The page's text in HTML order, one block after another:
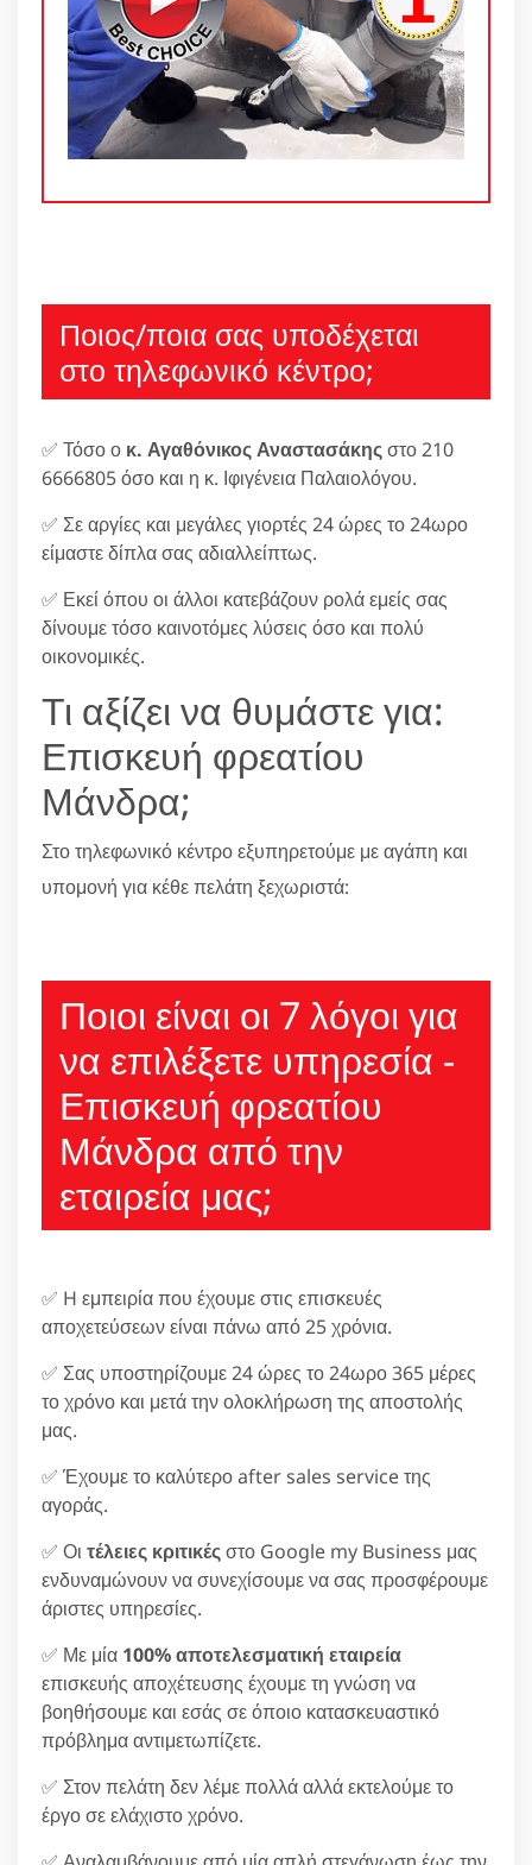
Ποιος/ποια σας υποδέχεται
στο τηλεφωνικό κέντρο;
✅ Τόσο ο κ. Αγαθόνικος Αναστασάκηςστο 210
6666805 όσο και η κ. Ιφιγένεια Παλαιολόγου.
✅ Σε αργίες και μεγάλες γιορτές 24 ώρες το 24ωρο
είμαστε δίπλα σας αδιαλλείπτως.
✅ Εκεί όπου οι άλλοι κατεβάζουν ρολά εμείς σας
δίνουμε τόσο καινοτόμες λύσεις όσο και πολύ
οικονομικές.
Τι αξίζει να θυμάστε για:
Επισκευή φρεατίου
Μάνδρα;
Στο τηλεφωνικό κέντρο εξυπηρετούμε με αγάπη και
υπομονή για κέθε πελάτη ξεχωριστά:
Ποιοι είναι οι 7 λόγοι για
να επιλέξετε υπηρεσία -
Επισκευή φρεατίου
Μάνδρα από την
εταιρεία μας;
✅ H εμπειρία που έχουμε στις επισκευές
αποχετεύσεων είναι πάνω από 25 χρόνια.
✅ Σας υποστηρίζουμε 24 ώρες το 24ωρο 365 μέρες
το χρόνο και μετά την ολοκλήρωση της αποστολής
μας.
✅ Έχουμε το καλύτερο after sales service της
αγοράς.
✅ Οι τέλειες κριτικέςστο Google my Business μας
ενδυναμώνουν να συνεχίσουμε να σας προσφέρουμε
άριστες υπηρεσίες.
✅ Με μία 100% αποτελεσματική εταιρεία
επισκευής αποχέτευσης έχουμε τη γνώση να
βοηθήσουμε και εσάς σε όποιο κατασκευαστικό
πρόβλημα αντιμετωπίζετε.
✅ Στον πελάτη δεν λέμε πολλά αλλά εκτελούμε το
έργο σε ελάχιστο χρόνο.